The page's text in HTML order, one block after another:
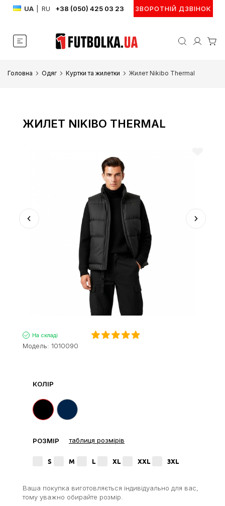
UA RU +38 (050) 425 03 23 ЗВОРОТНІЙ ДЗВІНОК
Головна Одяг Куртки та жилетки Жилет Nikibo Thermal
ЖИЛЕТ NIKIBO THERMAL
На складі
Модель: 1010090
КОЛІР
РОЗМІР таблиця розмірів
S M L XL XXL 3XL
Ваша покупка виготовляється індивідуально для вас,
тому уважно обирайте розмір.